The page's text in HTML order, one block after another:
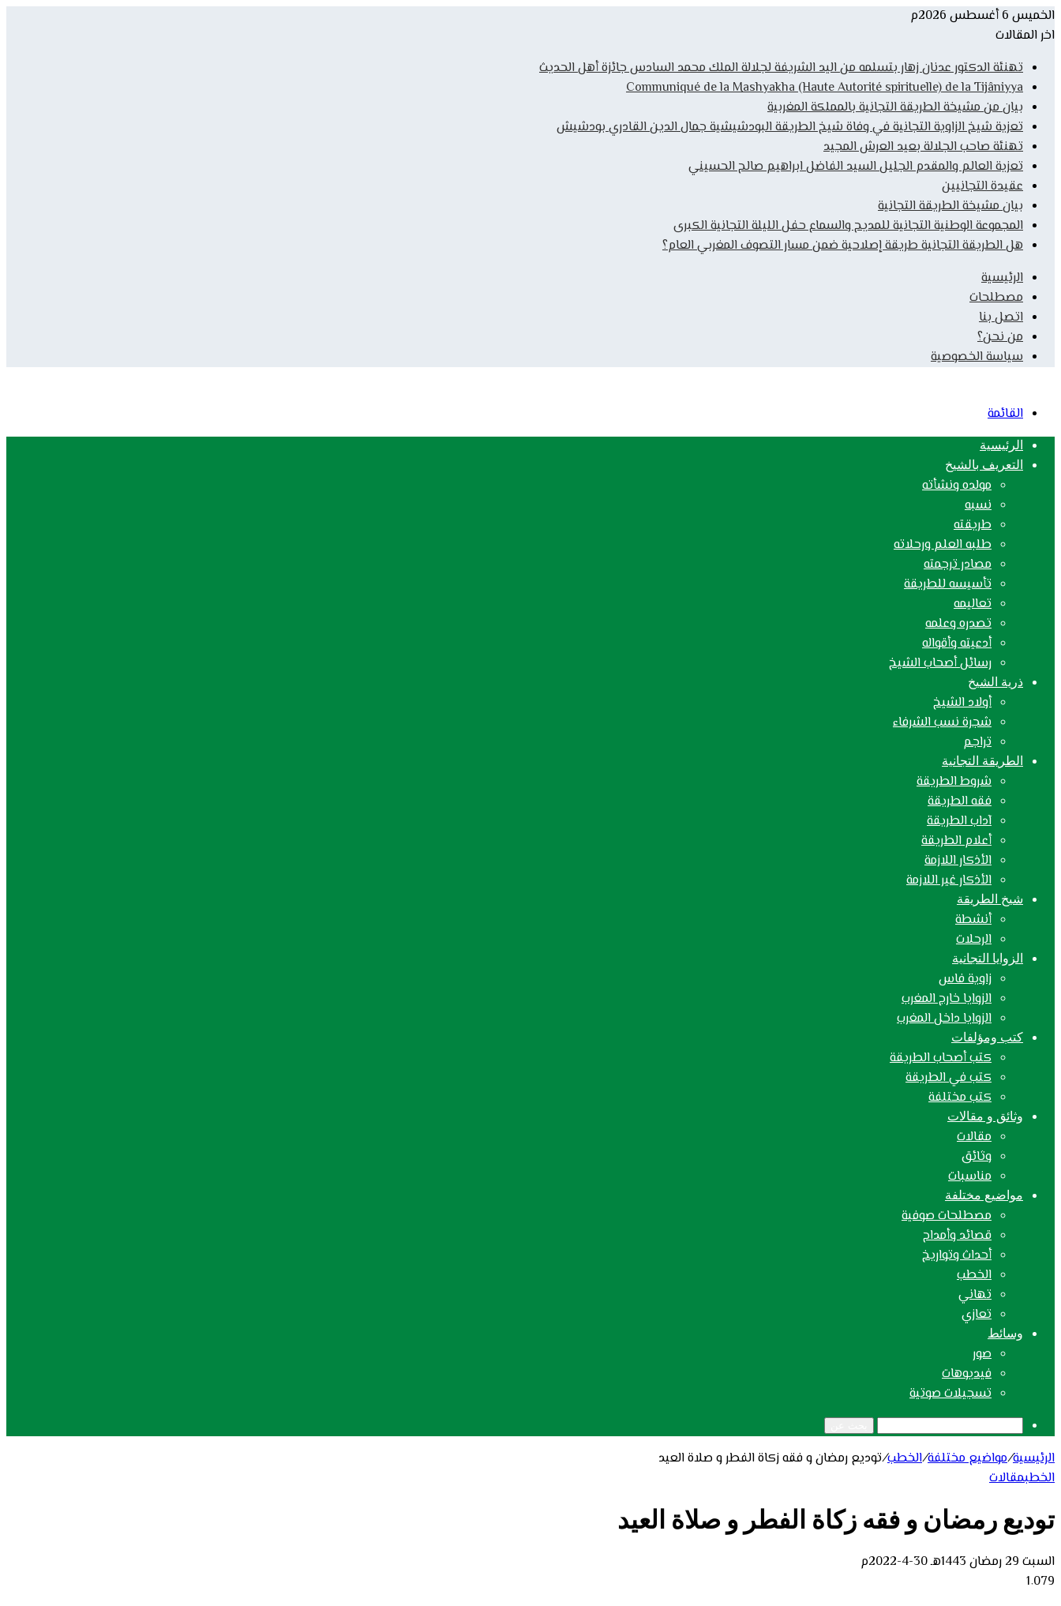
الخميس 6 أغسطس 2026م
اخر المقالات
تهنئة الدكتور عدنان زهار بتسلمه من اليد الشريفة لجلالة الملك محمد السادس جائزة أهل الحديث
Communiqué de la Mashyakha (Haute Autorité spirituelle) de la Tijâniyya
بيان من مشيخة الطريقة التجانية بالمملكة المغربية
تعزية شيخ الزاوية التجانية في وفاة شيخ الطريقة البودشيشية جمال الدين القادري بودشيش
تهنئة صاحب الجلالة بعيد العرش المجيد
تعزية العالم والمقدم الجليل السيد الفاضل ابراهيم صالح الحسيني
عقيدة التجانيين
بيان مشيخة الطريقة التجانية
المجموعة الوطنية التجانية للمديح والسماع حفل الليلة التجانية الكبرى
هل الطريقة التجانية طريقة إصلاحية ضمن مسار التصوف المغربي العام؟
الرئيسية
مصطلحات
اتصل بنا
من نحن؟
سياسة الخصوصية
القائمة
الرئيسية
التعريف بالشيخ
مولده ونشأته
نسبه
طريقته
طلبه العلم ورحلاته
مصادر ترجمته
تأسيسه للطريقة
تعاليمه
تصدره وعلمه
أدعيته وأقواله
رسائل أصحاب الشيخ
ذرية الشيخ
أولاد الشيخ
شجرة نسب الشرفاء
تراجم
الطريقة التجانية
شروط الطريقة
فقه الطريقة
آداب الطريقة
أعلام الطريقة
الأذكار اللازمة
الأذكار غير اللازمة
شيخ الطريقة
أنشطة
الرحلات
الزوايا التجانية
زاوية فاس
الزوايا خارج المغرب
الزوايا داخل المغرب
كتب ومؤلفات
كتب أصحاب الطريقة
كتب في الطريقة
كتب مختلفة
وثائق و مقالات
مقالات
وثائق
مناسبات
مواضيع مختلفة
مصطلحات صوفية
قصائد وأمداح
أحداث وتواريخ
الخطب
تهاني
تعازي
وسائط
صور
فيديوهات
تسجيلات صوتية
الرئيسية/مواضيع مختلفة/الخطب/توديع رمضان و فقه زكاة الفطر و صلاة العيد
الخطبمقالات
توديع رمضان و فقه زكاة الفطر و صلاة العيد
السبت 29 رمضان 1443هـ 30-4-2022م
1٬079